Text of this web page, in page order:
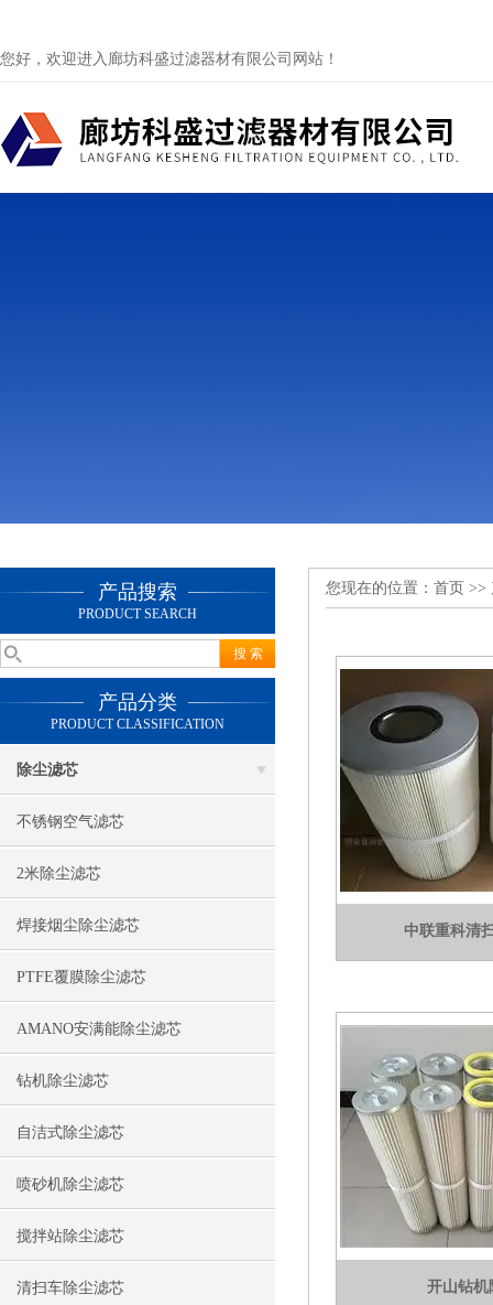
您好，欢迎进入廊坊科盛过滤器材有限公司网站！
产品搜索
PRODUCT SEARCH
产品分类
PRODUCT CLASSIFICATION
除尘滤芯
不锈钢空气滤芯
2米除尘滤芯
焊接烟尘除尘滤芯
PTFE覆膜除尘滤芯
AMANO安满能除尘滤芯
钻机除尘滤芯
自洁式除尘滤芯
喷砂机除尘滤芯
搅拌站除尘滤芯
清扫车除尘滤芯
您现在的位置： 首页 >>
中联重科清
开山钻机